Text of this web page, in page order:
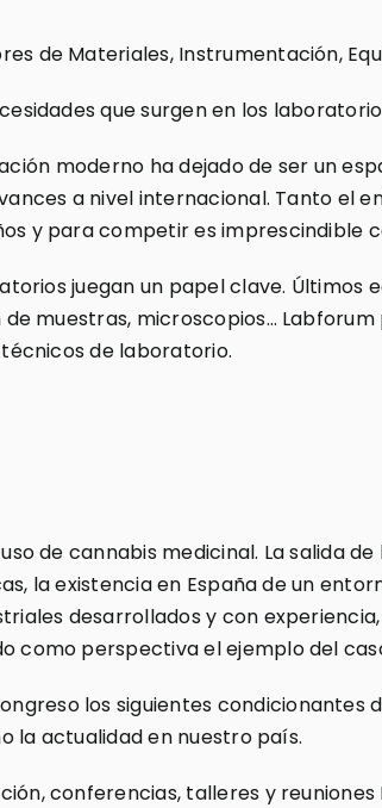
de Materiales, Instrumentación,
que surgen en los
moderno ha dejado de ser un
a nivel internacional. Tanto el
y para competir es imprescindible
juegan un papel clave. Últimos
muestras, microscopios…
de laboratorio.
de cannabis medicinal. La salida
la existencia en España de un
desarrollados y con
como perspectiva el ejemplo del
los siguientes condicionantes
la actualidad en nuestro país.
conferencias, talleres y reuniones